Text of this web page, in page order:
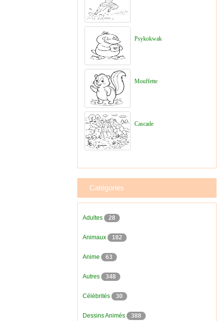
Psykokwak
Mouffette
Cascade
Catégories
Adultes 28
Animaux 182
Anime 63
Autres 348
Célébrités 30
Dessins Animés 388